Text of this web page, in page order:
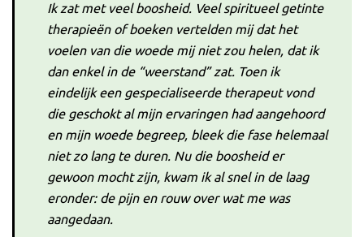
Ik zat met veel boosheid. Veel spiritueel getinte
therapieën of boeken vertelden mij dat het
voelen van die woede mij niet zou helen, dat ik
dan enkel in de “weerstand” zat. Toen ik
eindelijk een gespecialiseerde therapeut vond
die geschokt al mijn ervaringen had aangehoord
en mijn woede begreep, bleek die fase helemaal
niet zo lang te duren. Nu die boosheid er
gewoon mocht zijn, kwam ik al snel in de laag
eronder: de pijn en rouw over wat me was
aangedaan.